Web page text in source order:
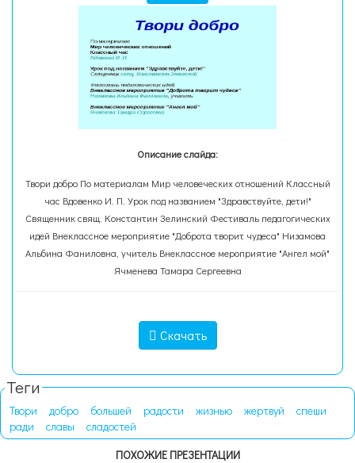
Описание слайда:
Твори добро По материалам Мир человеческих отношений Классный
час Вдовенко И. П. Урок под названием "Здравствуйте, дети!"
Священник свящ. Константин Зелинский Фестиваль педагогических
идей Внеклассное мероприятие "Доброта творит чудеса" Низамова
Альбина Фаниловна, учитель Внеклассное мероприятие "Ангел мой"
Ячменева Тамара Сергеевна
Скачать
Теги
Твори добро большей радости жизнью жертвуй
спеши
ради
славы
сладостей
ПОХОЖИЕ ПРЕЗЕНТАЦИИ